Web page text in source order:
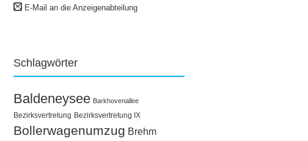
E-Mail an die Anzeigenabteilung
Schlagwörter
Baldeneysee Barkhovenallee
Bezirksvertretung Bezirksvertretung IX
Bollerwagenumzug Brehm